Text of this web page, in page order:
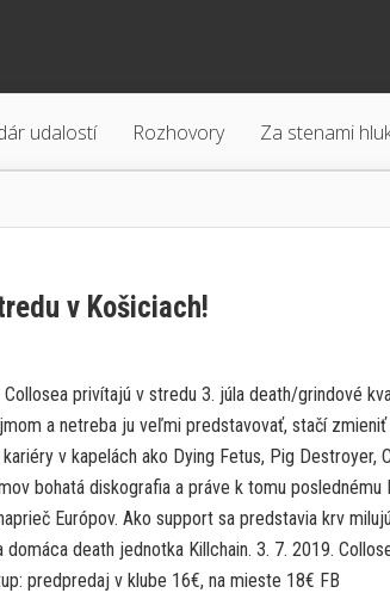
udalostí Rozhovory Za stenami
v Košiciach!
privítajú v stredu 3. júla death/grindové
a netreba ju veľmi predstavovať, stačí zmieniť
v kapelách ako Dying Fetus, Pig Destroyer,
bohatá diskografia a práve k tomu poslednému
Európov. Ako support sa predstavia krv
domáca death jednotka Killchain. 3. 7. 2019.
predpredaj v klube 16€, na mieste 18€ FB